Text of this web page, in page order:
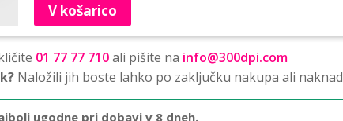
V košarico
01 77 77 710ali pišite na info@300dpi.com
Naložili jih boste lahko po zaključku nakupa ali
ugodne pri dobavi v 8 dneh.